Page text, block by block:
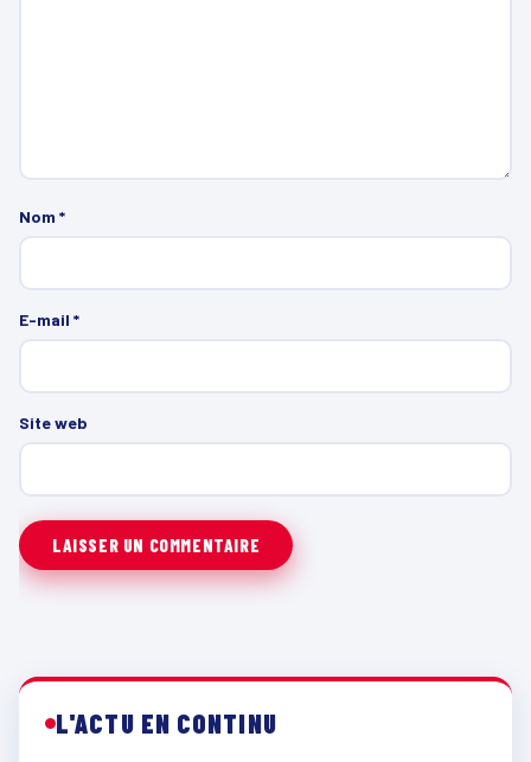
Nom *
E-mail *
Site web
L'ACTU EN CONTINU